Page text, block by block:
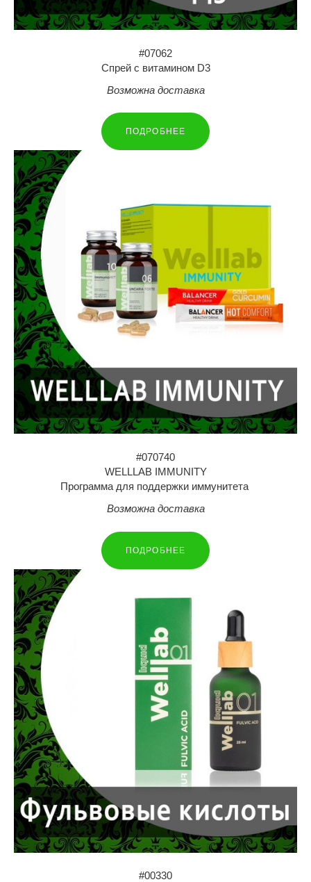
#07062
Спрей с витамином D3
Возможна доставка
ПОДРОБНЕЕ
#070740
WELLLAB IMMUNITY
Программа для поддержки иммунитета
Возможна доставка
ПОДРОБНЕЕ
#00330